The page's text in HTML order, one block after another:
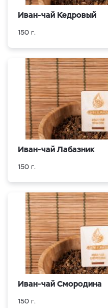
Иван-чай Кедровый
150 г.
Иван-чай Лабазник
150 г.
Иван-чай Смородина
150 г.